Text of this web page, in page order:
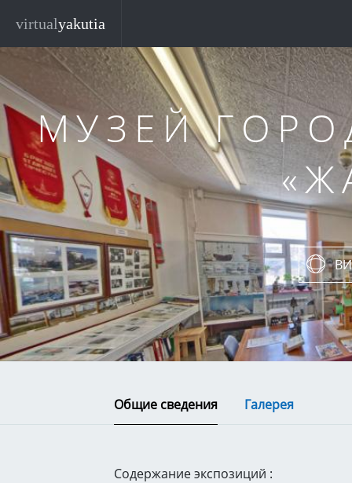
virtualyakutia
МУЗЕЙ
Общие сведения Галерея
Содержание экспозиций :